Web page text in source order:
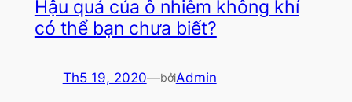
Hậu quả của ô nhiễm không khí
có thể bạn chưa biết?
Th5 19, 2020—bởiAdmin